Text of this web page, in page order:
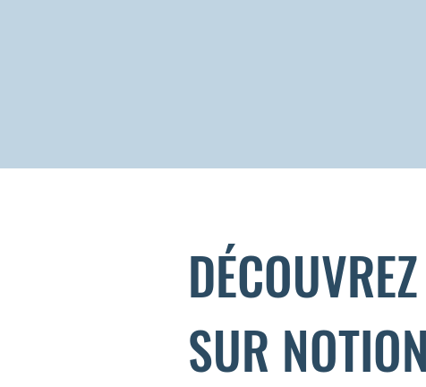
SUR NOTION